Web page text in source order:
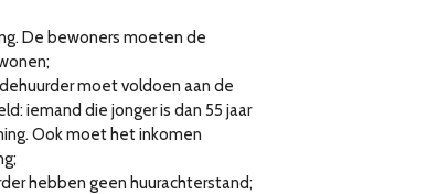
De bewoners moeten de
moet voldoen aan de
iemand die jonger is dan 55 jaar
Ook moet het inkomen
hebben geen huurachterstand;